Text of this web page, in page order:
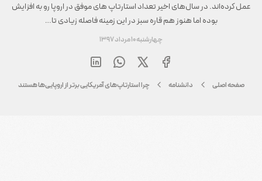
عمل کرده‌اند. در سال‌های اخیر تعداد استارتاپ های موفق در اروپا رو به افزایش
بوده اما هنوز هم قاره سبز در این زمینه فاصله زیادی تا…
چهارشنبه 10 مرداد 1397
صفحه اصلی دانشنامه چرا استارتاپ‌های آمریکایی برتر از اروپایی‌ها هستند